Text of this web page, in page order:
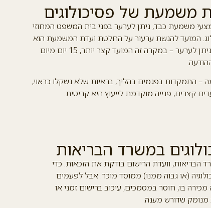
משמעת של פסיכולוגים
משמעת כבד, ניתן לערער בפני בית המשפט המחוזי
המועד להגשת ערעור על החלטת ועדת המשמעת הוא
30 יום ממסירת ההחלטה. גם על השעיה זמנית ניתן לערער – במקרה זה המועד קצר יותר, 15 יום מיום
– התמקדות בפגמים בהליך, בראיות שלא נשקלו כראוי,
קצרים, פנייה מוקדמת לייעוץ היא קריטית.
במשרד הבריאות
הבריאות, וועדת הרישום בודקת את הזכאות. כדי
(או גבוה ממנו) ממוסד מוכר. אבל לפעמים
בו, חוסר במסמכים, עיכוב ברישום זמני או
מנומק שדורש מענה.